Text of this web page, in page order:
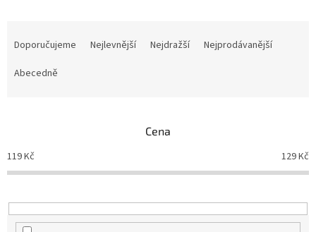
o
d
k
t
Doporučujeme Nejlevnější Nejdražší
Nejprodávanější
Abecedně
Cena
119Kč 129Kč